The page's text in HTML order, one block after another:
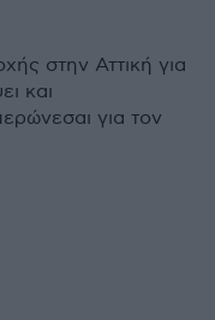
στην Αττική για
και
για τον